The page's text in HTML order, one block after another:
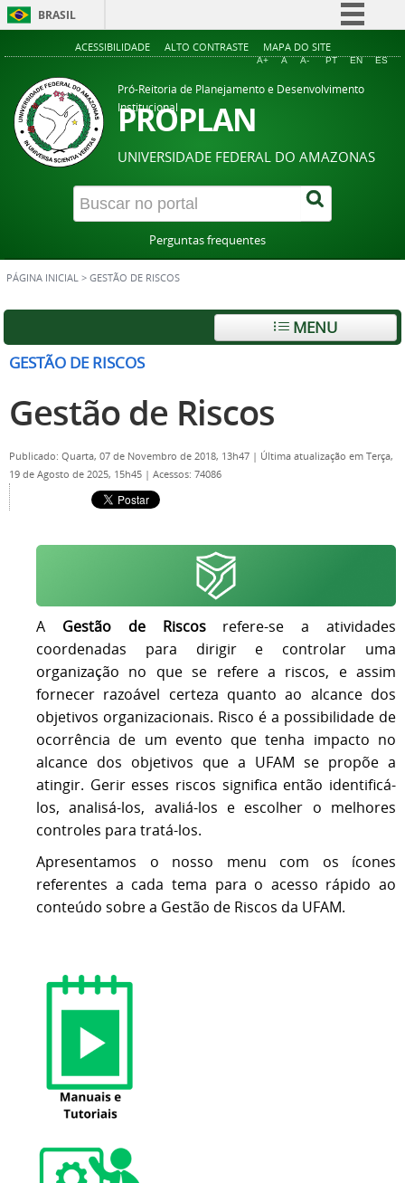
BRASIL
Simplifique!
Acesso à informação
Legislação
Canais
ACESSIBILIDADE ALTO CONTRASTE MAPA DO SITE
A+ A A- PT EN ES
Pró-Reitoria de Planejamento e Desenvolvimento
Institucional
PROPLAN
UNIVERSIDADE FEDERAL DO AMAZONAS
Perguntas frequentes
PÁGINA INICIAL > GESTÃO DE RISCOS
MENU
GESTÃO DE RISCOS
Gestão de Riscos
Publicado: Quarta, 07 de Novembro de 2018, 13h47 | Última atualização em Terça,
19 de Agosto de 2025, 15h45 | Acessos: 74086
A Gestão de Riscosrefere-se a atividades
coordenadas para dirigir e controlar uma
organização no que se refere a riscos, e assim
fornecer razoável certeza quanto ao alcance dos
objetivos organizacionais. Risco é a possibilidade de
ocorrência de um evento que tenha impacto no
alcance dos objetivos que a UFAM se propõe a
atingir. Gerir esses riscos significa então identificá-
los, analisá-los, avaliá-los e escolher o melhores
controles para tratá-los.
Apresentamos o nosso menu com os ícones
referentes a cada tema para o acesso rápido ao
conteúdo sobre a Gestão de Riscos da UFAM.